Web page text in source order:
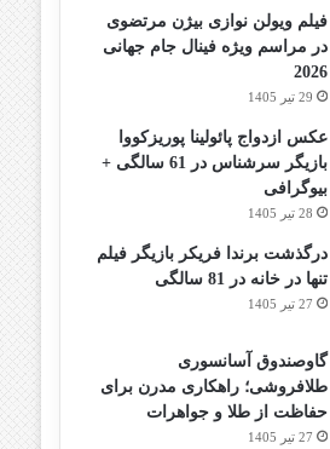
فیلم ویولن نوازی بیژن مرتضوی
در مراسم ویژه فینال جام جهانی
2026
29 تیر 1405
عکس ازدواج پائولینا پوریزکووا
بازیگر سرشناس در 61 سالگی +
بیوگرافی
28 تیر 1405
درگذشت برندا فریکر بازیگر فیلم
تنها در خانه در 81 سالگی
27 تیر 1405
گاوصندوق آسانسوری
طلافروشی؛ راهکاری مدرن برای
حفاظت از طلا و جواهرات
27 تیر 1405